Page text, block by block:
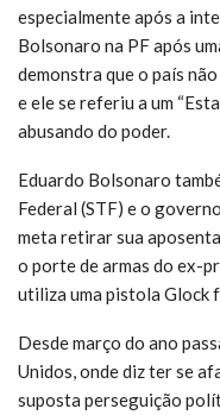
especialmente após a
Bolsonaro na PF após
demonstra que o país
e ele se referiu a um
abusando do poder.
Eduardo Bolsonaro
Federal (STF) e o
meta retirar sua
o porte de armas do ex-
utiliza uma pistola Glock
Desde março do ano
Unidos, onde diz ter se
suposta perseguição